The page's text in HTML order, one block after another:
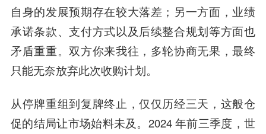
自身的发展预期存在较大落差；另一方面，业绩
承诺条款、支付方式以及后续整合规划等方面也
矛盾重重。双方你来我往，多轮协商无果，最终
只能无奈放弃此次收购计划。
从停牌重组到复牌终止，仅仅历经三天，这般仓
促的结局让市场始料未及。2024 年前三季度，世